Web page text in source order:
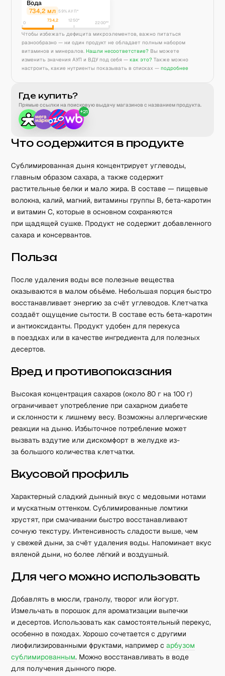
Вода
734,2 мл 59% АУП*
0 734,2 1250* 2200**
Чтобы избежать дефицита микроэлементов, важно питаться
разнообразно — ни один продукт не обладает полным набором
витаминов и минералов. Нашли несоответствие? Вы можете
изменить значения АУП и ВДУ под себя — как это? Также можно
настроить, какие нутриенты показывать в списках — подробнее
Где купить?
Прямые ссылки на поисковую выдачу магазинов с названием продукта.
+21
Что содержится в продукте
Сублимированная дыня концентрирует углеводы,
главным образом сахара, а также содержит
растительные белки и мало жира. В составе — пищевые
волокна, калий, магний, витамины группы B, бета-каротин
и витамин C, которые в основном сохраняются
при щадящей сушке. Продукт не содержит добавленного
сахара и консервантов.
Польза
После удаления воды все полезные вещества
оказываются в малом объёме. Небольшая порция быстро
восстанавливает энергию за счёт углеводов. Клетчатка
создаёт ощущение сытости. В составе есть бета-каротин
и антиоксиданты. Продукт удобен для перекуса
в поездках или в качестве ингредиента для полезных
десертов.
Вред и противопоказания
Высокая концентрация сахаров (около 80 г на 100 г)
ограничивает употребление при сахарном диабете
и склонности к лишнему весу. Возможны аллергические
реакции на дыню. Избыточное потребление может
вызвать вздутие или дискомфорт в желудке из-
за большого количества клетчатки.
Вкусовой профиль
Характерный сладкий дынный вкус с медовыми нотами
и мускатным оттенком. Сублимированные ломтики
хрустят, при смачивании быстро восстанавливают
сочную текстуру. Интенсивность сладости выше, чем
у свежей дыни, за счёт удаления воды. Напоминает вкус
вяленой дыни, но более лёгкий и воздушный.
Для чего можно использовать
Добавлять в мюсли, гранолу, творог или йогурт.
Измельчать в порошок для ароматизации выпечки
и десертов. Использовать как самостоятельный перекус,
особенно в походах. Хорошо сочетается с другими
лиофилизированными фруктами, например сарбузом
сублимированным. Можно восстанавливать в воде
для получения дынного пюре.